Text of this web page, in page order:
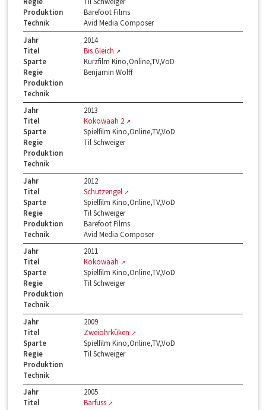
Produktion
Barefoot Films
Technik
Avid Media Composer
Jahr
2014
Titel
Bis Gleich
Sparte
Kurzfilm Kino,Online,TV,VoD
Regie
Benjamin Wolff
Produktion
Technik
Jahr
2013
Titel
Kokowääh 2
Sparte
Spielfilm Kino,Online,TV,VoD
Regie
Til Schweiger
Produktion
Technik
Jahr
2012
Titel
Schutzengel
Sparte
Spielfilm Kino,Online,TV,VoD
Regie
Til Schweiger
Produktion
Barefoot Films
Technik
Avid Media Composer
Jahr
2011
Titel
Kokowääh
Sparte
Spielfilm Kino,Online,TV,VoD
Regie
Til Schweiger
Produktion
Technik
Jahr
2009
Titel
Zweiohrküken
Sparte
Spielfilm Kino,Online,TV,VoD
Regie
Til Schweiger
Produktion
Technik
Jahr
2005
Titel
Barfuss